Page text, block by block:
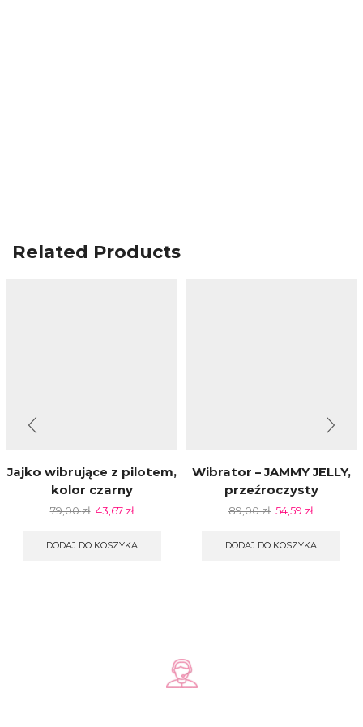
Related Products
Jajko wibrujące z pilotem,
kolor czarny
79,00zł 43,67 zł
DODAJ DO KOSZYKA
Wibrator – JAMMY JELLY,
przeźroczysty
89,00zł 54,59 zł
DODAJ DO KOSZYKA